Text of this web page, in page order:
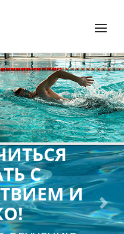
С
И
Next